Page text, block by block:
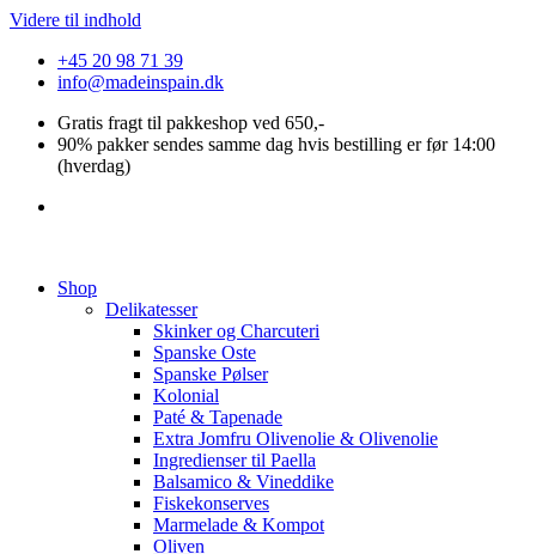
Videre til indhold
+45 20 98 71 39
info@madeinspain.dk
Gratis fragt til pakkeshop ved 650,-
90% pakker sendes samme dag hvis bestilling er før 14:00
(hverdag)
Shop
Delikatesser
Skinker og Charcuteri
Spanske Oste
Spanske Pølser
Kolonial
Paté & Tapenade
Extra Jomfru Olivenolie & Olivenolie
Ingredienser til Paella
Balsamico & Vineddike
Fiskekonserves
Marmelade & Kompot
Oliven